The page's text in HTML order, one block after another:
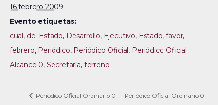
16 febrero 2009
Evento etiquetas:
cual, del Estado, Desarrollo, Ejecutivo, Estado, favor,
febrero, Periódico, Periódico Oficial, Periódico Oficial
Alcance 0, Secretaría, terreno
Periódico Oficial Ordinario 0 Periódico Oficial Ordinario 0